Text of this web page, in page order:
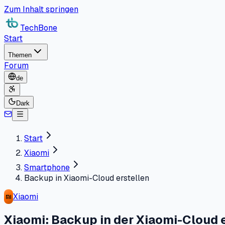
Zum Inhalt springen
TechBone
Start
Themen
Forum
de
Dark
Start
Xiaomi
Smartphone
Backup in Xiaomi-Cloud erstellen
Xiaomi
Xiaomi: Backup in der Xiaomi-Cloud